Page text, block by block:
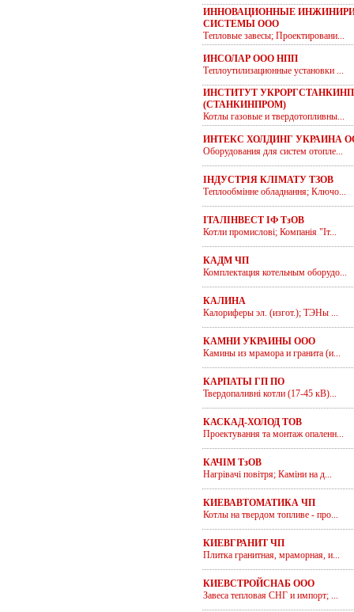
ИННОВАЦИОННЫЕ
СИСТЕМЫ ООО
Тепловые завесы; Проектировани...
ИНСОЛАР ООО НПП
Теплоутилизационные установки ...
ИНСТИТУТ
(СТАНКИНПРОМ)
Котлы газовые и твердотопливны...
ИНТЕКС ХОЛДИНГ УКРАИНА
Оборудования для систем отопле...
ІНДУСТРІЯ КЛІМАТУ ТЗОВ
Теплообмінне обладнання; Ключо...
ІТАЛІНВЕСТ ІФ ТзОВ
Котли промислові; Компанія "Іт...
КАДМ ЧП
Комплектация котельным оборудо...
КАЛИНА
Калориферы эл. (изгот.); ТЭНы ...
КАМНИ УКРАИНЫ ООО
Камины из мрамора и гранита (и...
КАРПАТЫ ГП ПО
Твердопаливні котли (17-45 кВ)...
КАСКАД-ХОЛОД ТОВ
Проектування та монтаж опаленн...
КАЧІМ ТзОВ
Нагрівачі повітря; Каміни на д...
КИЕВАВТОМАТИКА ЧП
Котлы на твердом топливе - про...
КИЕВГРАНИТ ЧП
Плитка гранитная, мраморная, и...
КИЕВСТРОЙСНАБ ООО
Завеса тепловая СНГ и импорт; ...